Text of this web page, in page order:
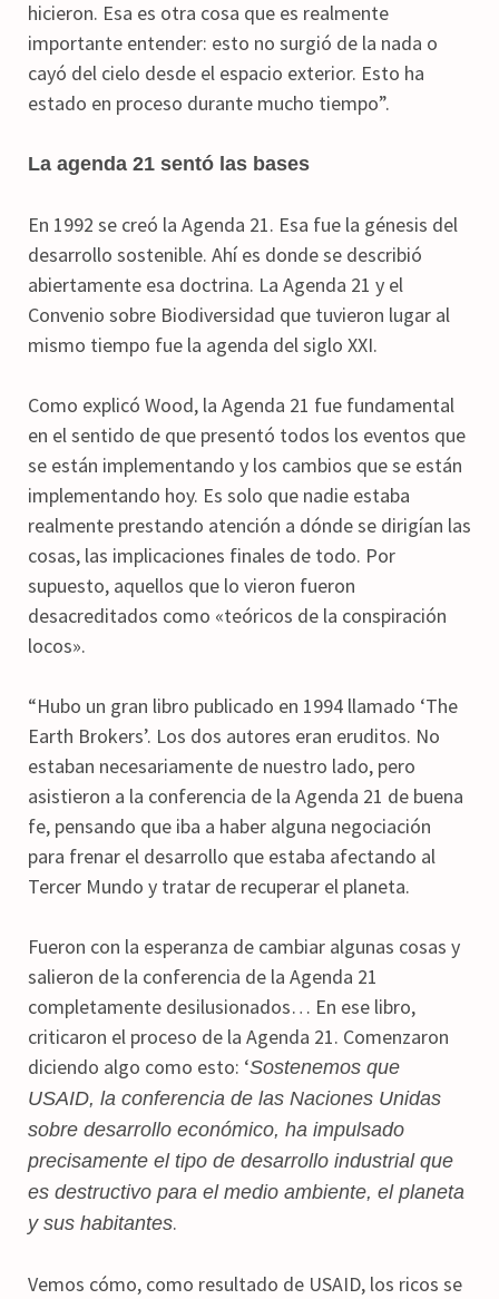
hicieron. Esa es otra cosa que es realmente
importante entender: esto no surgió de la nada o
cayó del cielo desde el espacio exterior. Esto ha
estado en proceso durante mucho tiempo”.
La agenda 21 sentó las bases
En 1992 se creó la Agenda 21. Esa fue la génesis del
desarrollo sostenible. Ahí es donde se describió
abiertamente esa doctrina. La Agenda 21 y el
Convenio sobre Biodiversidad que tuvieron lugar al
mismo tiempo fue la agenda del siglo XXI.
Como explicó Wood, la Agenda 21 fue fundamental
en el sentido de que presentó todos los eventos que
se están implementando y los cambios que se están
implementando hoy. Es solo que nadie estaba
realmente prestando atención a dónde se dirigían las
cosas, las implicaciones finales de todo. Por
supuesto, aquellos que lo vieron fueron
desacreditados como «teóricos de la conspiración
locos».
“Hubo un gran libro publicado en 1994 llamado ‘The
Earth Brokers’. Los dos autores eran eruditos. No
estaban necesariamente de nuestro lado, pero
asistieron a la conferencia de la Agenda 21 de buena
fe, pensando que iba a haber alguna negociación
para frenar el desarrollo que estaba afectando al
Tercer Mundo y tratar de recuperar el planeta.
Fueron con la esperanza de cambiar algunas cosas y
salieron de la conferencia de la Agenda 21
completamente desilusionados… En ese libro,
criticaron el proceso de la Agenda 21. Comenzaron
diciendo algo como esto: ‘Sostenemos que
USAID, la conferencia de las Naciones Unidas
sobre desarrollo económico, ha impulsado
precisamente el tipo de desarrollo industrial que
es destructivo para el medio ambiente, el planeta
y sus habitantes.
Vemos cómo, como resultado de USAID, los ricos se